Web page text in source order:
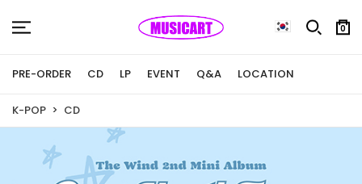
0
PRE-ORDER CD LP EVENT Q&A LOCATION
K-POP CD